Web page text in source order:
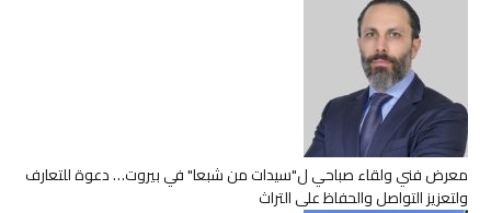
معرض فني ولقاء صباحي ل"سيدات من شبعا" في بيروت… دعوة للتعارف
ولتعزيز التواصل والحفاظ على التراث